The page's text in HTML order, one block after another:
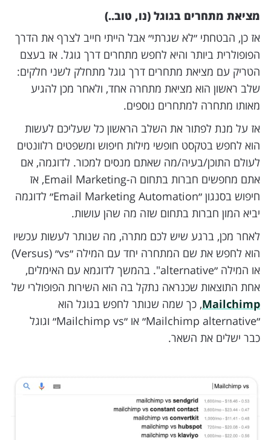
מציאת מתחרים בגוגל (נו, טוב..)
אז כן, הבטחתי ״לא שגרתי״ אבל הייתי חייב לצרף את הדרך
הפופולרית ביותר והיא לחפש מתחרים דרך גוגל. אז בעצם
הטריק עם מציאת מתחרים דרך גוגל מתחלק לשני חלקים:
שלב ראשון הוא מציאת מתחרה אחד, ולאחר מכן להגיע
מאותו מתחרה למתחרים נוספים.
אז על מנת לפתור את השלב הראשון כל שעליכם לעשות
הוא לחפש בטקסט חופשי מילות חיפוש ומשפטים רלוונטים
לעולם התוכן/בעיה/מה שאתם מנסים למכור. לדוגמה, אם
אתם מחפשים חברות בתחום ה-Email Marketing, אז
חיפוש בסנגון ״Email Marketing Automation״ לדוגמה
יביא המון חברות בתחום שזה מה שהן עושות.
לאחר מכן, ברגע שיש לכם מתרה, מה שנותר לעשות עכשיו
הוא לחפש את שם המתחרה יחד עם המילה ״vs״ (Versus)
או המילה ״alternative". בהמשך לדוגמא עם האימלים,
אחת התוצאות שכנראה נתקל בה הוא השירות הפופולרי של
Mailchimp, כך שמה שנותר לחפש בגוגל הוא
״Mailchimp alternative״ או ״Mailchimp vs״ וגוגל
כבר ישלים את השאר.